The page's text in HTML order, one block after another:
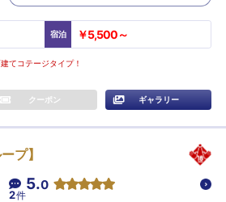
宿泊 ￥5,500～
てコテージタイプ！
クーポン ギャラリー
プ】
5.0
2件